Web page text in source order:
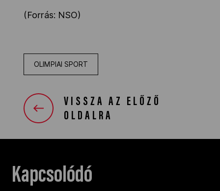
(Forrás: NSO)
OLIMPIAI SPORT
VISSZA AZ ELŐZŐ
OLDALRA
Kapcsolódó